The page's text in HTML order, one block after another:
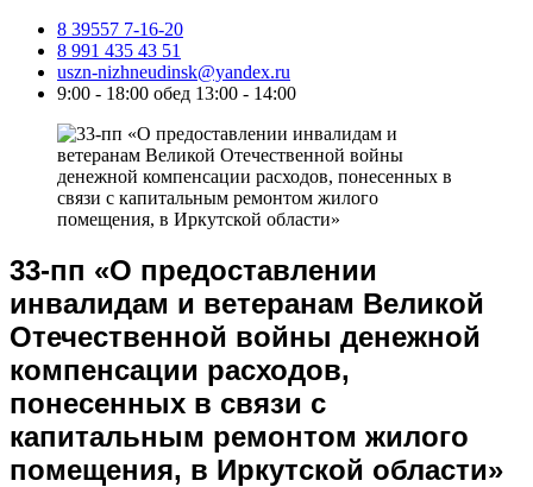
8 39557 7-16-20
8 991 435 43 51
uszn-nizhneudinsk@yandex.ru
9:00 - 18:00 обед 13:00 - 14:00
33-пп «О предоставлении
инвалидам и ветеранам Великой
Отечественной войны денежной
компенсации расходов,
понесенных в связи с
капитальным ремонтом жилого
помещения, в Иркутской области»